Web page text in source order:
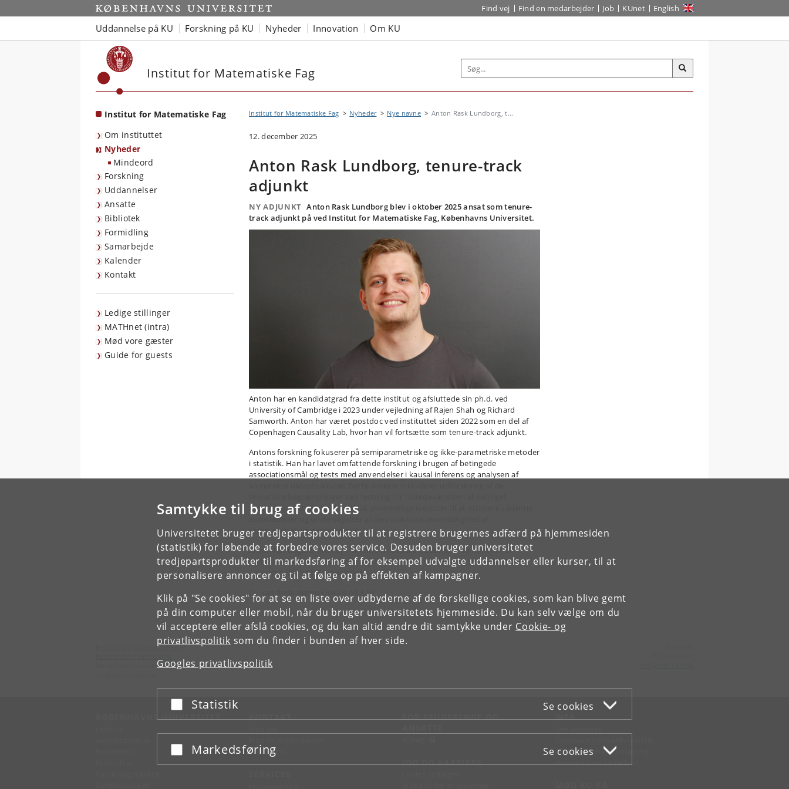
Samtykke til brug af cookies
Universitetet bruger tredjepartsprodukter til at registrere brugernes adfærd på hjemmesiden
(statistik) for løbende at forbedre vores service. Desuden bruger universitetet
tredjepartsprodukter til markedsføring af for eksempel udvalgte uddannelser eller kurser, til at
personalisere annoncer og til at følge op på effekten af kampagner.
Klik på "Se cookies" for at se en liste over udbyderne af de forskellige cookies, som kan blive gemt
på din computer eller mobil, når du bruger universitetets hjemmeside. Du kan selv vælge om du
vil acceptere eller afslå cookies, og du kan altid ændre dit samtykke under Cookie- og
privatlivspolitik som du finder i bunden af hver side.
Googles privatlivspolitik
Acceptér eller afslå
Statistik Se cookies
Acceptér eller afslå
Markedsføring Se cookies
Start Find vej Find en medarbejder Job KUnet English
Uddannelse på KU Forskning på KU Nyheder Innovation Om KU
Institut for Matematiske Fag
Institut for Matematiske Fag
Om instituttet
Nyheder
Mindeord
Forskning
Uddannelser
Ansatte
Bibliotek
Formidling
Samarbejde
Kalender
Kontakt
Ledige stillinger
MATHnet (intra)
Mød vore gæster
Guide for guests
Institut for Matematiske Fag Nyheder Nye navne Anton Rask Lundborg, t...
12. december 2025
Anton Rask Lundborg, tenure-track
adjunkt
NY ADJUNKT Anton Rask Lundborg blev i oktober 2025 ansat som tenure-
track adjunkt på ved Institut for Matematiske Fag, Københavns Universitet.
Anton har en kandidatgrad fra dette institut og afsluttede sin ph.d. ved
University of Cambridge i 2023 under vejledning af Rajen Shah og Richard
Samworth. Anton har været postdoc ved instituttet siden 2022 som en del af
Copenhagen Causality Lab, hvor han vil fortsætte som tenure-track adjunkt.
Antons forskning fokuserer på semiparametriske og ikke-parametriske metoder
i statistik. Han har lavet omfattende forskning i brugen af betingede
associationsmål og tests med anvendelser i kausal inferens og analysen af
association, udvikling af praktisk anvendelige metoder til at estimere sådanne
associationer og undersøgelser af den praktiske anvendelighed af
semiparametriske procedurer.
Anton har udgivet artikler i førende statistiske tidsskrifter som Annals of
Statistics, Journal of the Royal Statistical Society: Series B og Journal of the
American Statistical Association.
Du kan finde Anton i lokale 04.3.19
Institut for Matematiske Fag
Universitetsparken 5
KØBENHAVNS UNIVERSITET KONTAKT
Kontakt KU
FOR STUDERENDE OG
JOB OG KARRIERE
WEB
Tilgængelighedserklæring
Informationssikkerhed